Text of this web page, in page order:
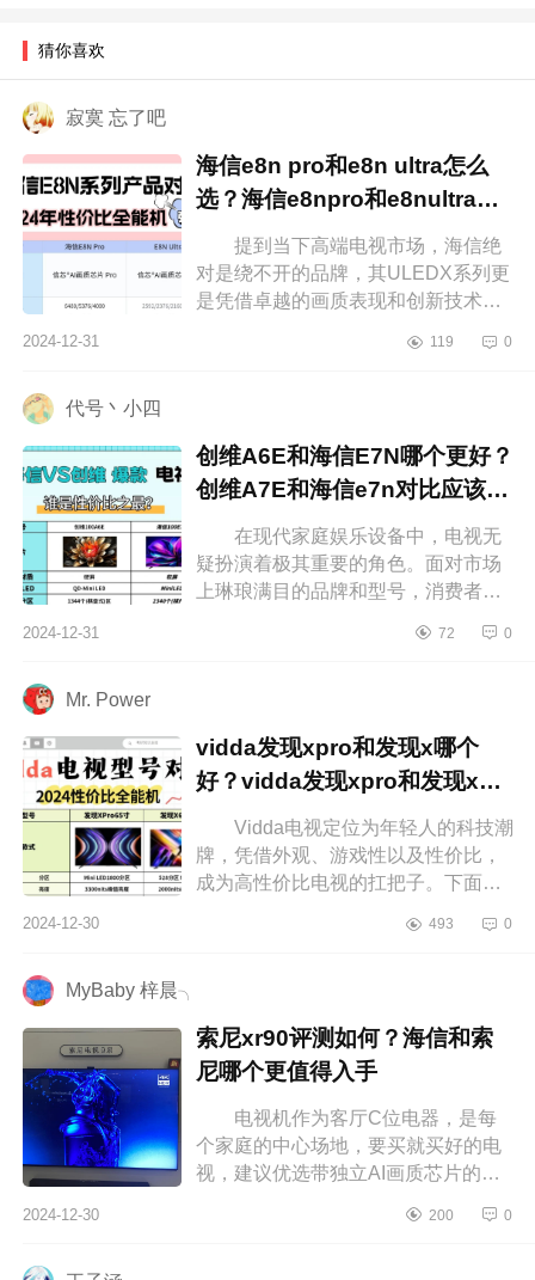
猜你喜欢
寂寞 忘了吧
海信e8n pro和e8n ultra怎么
选？海信e8npro和e8nultra区
提到当下高端电视市场，海信绝
对是绕不开的品牌，其ULEDX系列更
是凭借卓越的画质表现和创新技术赢
大家介绍下海信e8npro和e8nultra怎
2024-12-31 119 0
代号丶小四
创维A6E和海信E7N哪个更好？
创维A7E和海信e7n对比应该如
在现代家庭娱乐设备中，电视无
疑扮演着极其重要的角色。面对市场
上琳琅满目的品牌和型号，消费者常
创维A6E和海信E7N哪个更好？创维
2024-12-31 72 0
Mr. Power
vidda发现xpro和发现x哪个
好？vidda发现xpro和发现x应
该如何选
Vidda电视定位为年轻人的科技潮
牌，凭借外观、游戏性以及性价比，
成为高性价比电视的扛把子。下面小
x哪个好？vidda发现xpro和发现x应...
2024-12-30 493 0
MyBaby 梓晨╮
索尼xr90评测如何？海信和索
尼哪个更值得入手
电视机作为客厅C位电器，是每
个家庭的中心场地，要买就买好的电
视，建议优选带独立AI画质芯片的电
刷，响应速度快，能够一步做到清晰
2024-12-30 200 0